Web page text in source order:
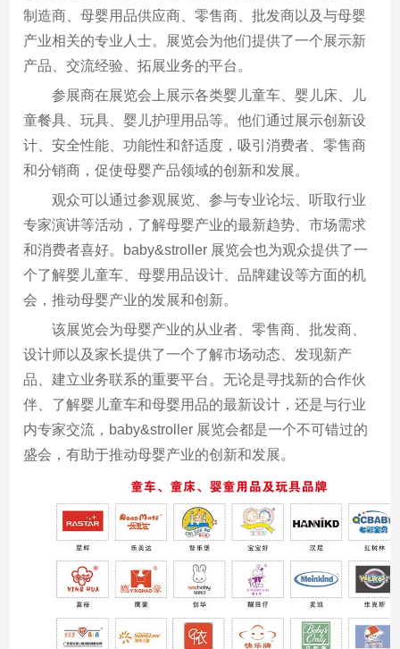
制造商、母婴用品供应商、零售商、批发商以及与母婴
产业相关的专业人士。展览会为他们提供了一个展示新
产品、交流经验、拓展业务的平台。
参展商在展览会上展示各类婴儿童车、婴儿床、儿
童餐具、玩具、婴儿护理用品等。他们通过展示创新设
计、安全性能、功能性和舒适度，吸引消费者、零售商
和分销商，促使母婴产品领域的创新和发展。
观众可以通过参观展览、参与专业论坛、听取行业
专家演讲等活动，了解母婴产业的最新趋势、市场需求
和消费者喜好。baby&stroller 展览会也为观众提供了一
个了解婴儿童车、母婴用品设计、品牌建设等方面的机
会，推动母婴产业的发展和创新。
该展览会为母婴产业的从业者、零售商、批发商、
设计师以及家长提供了一个了解市场动态、发现新产
品、建立业务联系的重要平台。无论是寻找新的合作伙
伴、了解婴儿童车和母婴用品的最新设计，还是与行业
内专家交流，baby&stroller 展览会都是一个不可错过的
盛会，有助于推动母婴产业的创新和发展。